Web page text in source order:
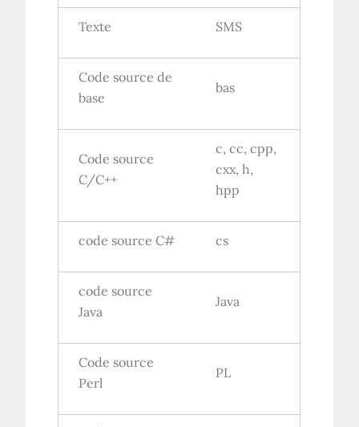
Texte SMS
Code source de
base
bas
Code source
C/C++
c, cc, cpp,
cxx, h,
hpp
code source C# cs
code source
Java
Java
Code source
Perl
PL